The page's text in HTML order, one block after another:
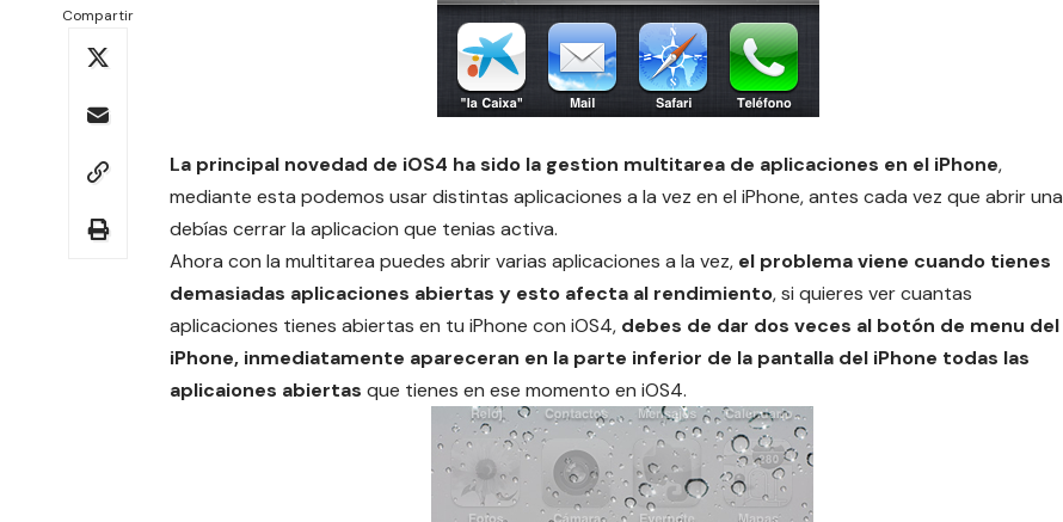
Compartir
La principal novedad de iOS4 ha sido la gestion multitarea de aplicaciones en el iPhone,
mediante esta podemos usar distintas aplicaciones a la vez en el iPhone, antes cada vez que abrir una
debías cerrar la aplicacion que tenias activa.
Ahora con la multitarea puedes abrir varias aplicaciones a la vez, el problema viene cuando tienes
demasiadas aplicaciones abiertas y esto afecta al rendimiento, si quieres ver cuantas
aplicaciones tienes abiertas en tu iPhone con iOS4, debes de dar dos veces al botón de menu del
iPhone, inmediatamente apareceran en la parte inferior de la pantalla del iPhone todas las
aplicaiones abiertas que tienes en ese momento en iOS4.